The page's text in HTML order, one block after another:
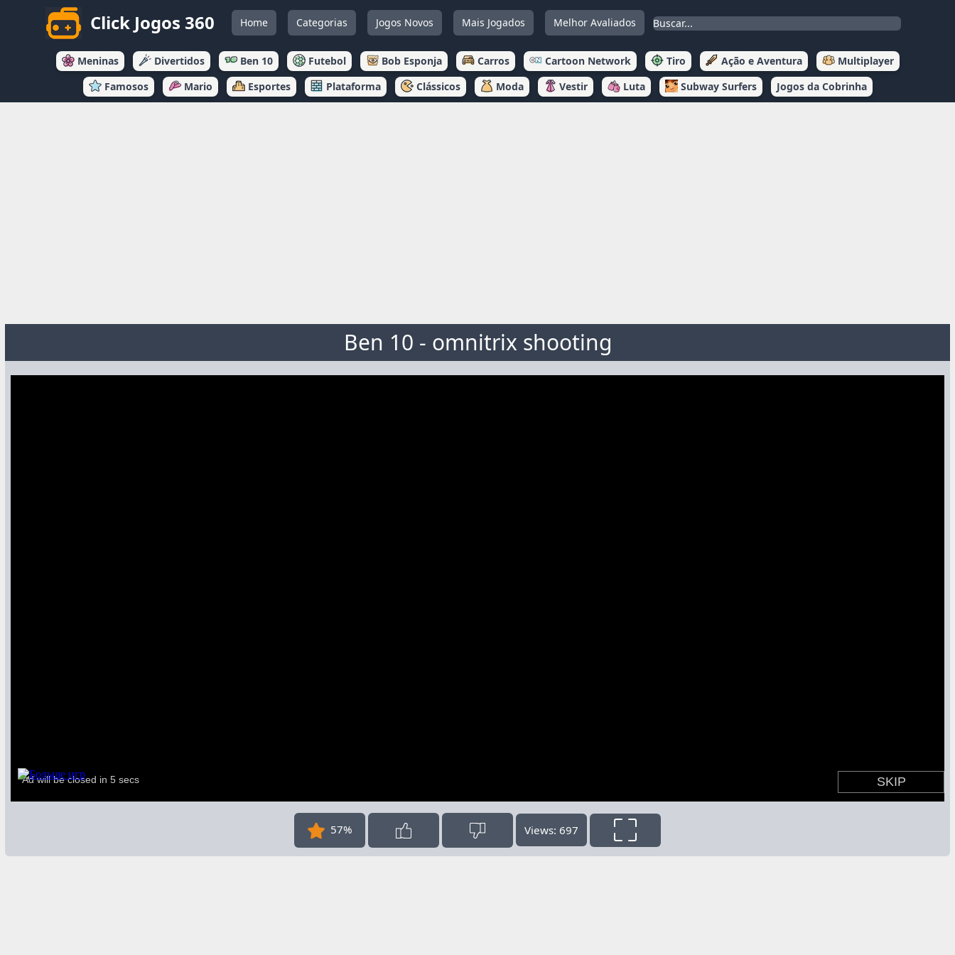
Click Jogos 360 Home Categorias Jogos Novos Mais Jogados Melhor Avaliados
Meninas Divertidos Ben 10 Futebol Bob Esponja Carros Cartoon Network Tiro Ação e Aventura
Multiplayer
Famosos
Mario Esportes Plataforma Clássicos Moda Vestir Luta Subway Surfers Jogos da Cobrinha
Ben 10 - omnitrix shooting
57% Views: 697